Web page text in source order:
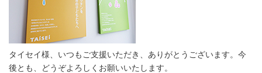
タイセイ様、いつもご支援いただき、ありがとうございます。今
後とも、どうぞよろしくお願いいたします。